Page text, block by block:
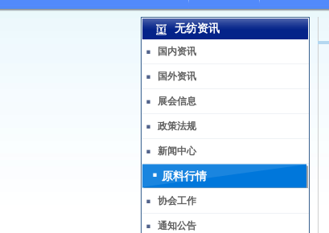
无纺资讯
国内资讯
国外资讯
展会信息
政策法规
新闻中心
原料行情
协会工作
通知公告